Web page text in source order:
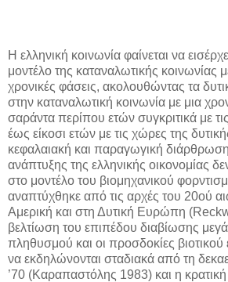
Η ελληνική κοινωνία φαίνεται να
μοντέλο της καταναλωτικής κοινωνίας
χρονικές φάσεις, ακολουθώντας τα
στην καταναλωτική κοινωνία με μια
σαράντα περίπου ετών συγκριτικά με
έως είκοσι ετών με τις χώρες της
κεφαλαιακή και παραγωγική διάρθρωση
ανάπτυξης της ελληνικής οικονομίας
στο μοντέλο του βιομηχανικού
αναπτύχθηκε από τις αρχές του 20ού
Αμερική και στη Δυτική Ευρώπη
βελτίωση του επιπέδου διαβίωσης
πληθυσμού και οι προσδοκίες
να εκδηλώνονται σταδιακά από τη
’70 (Καραπαστόλης 1983) και η κρατική